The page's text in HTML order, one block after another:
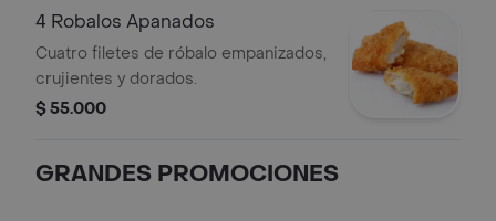
4 Robalos Apanados
Cuatro filetes de róbalo empanizados,
crujientes y dorados.
$ 55.000
GRANDES PROMOCIONES